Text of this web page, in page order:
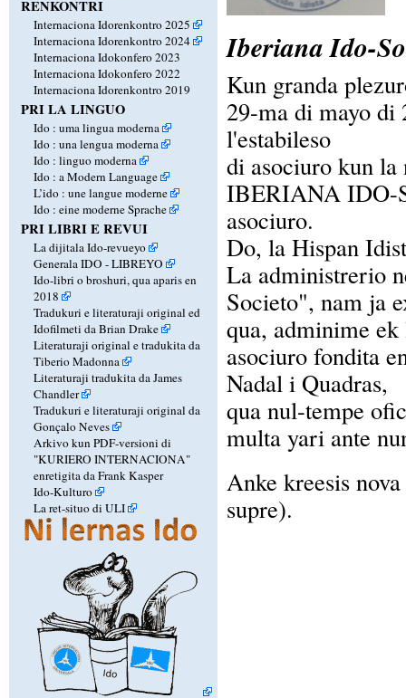
RENKONTRI
Internaciona Idorenkontro 2025
Internaciona Idorenkontro 2024
Internaciona Idokonfero 2023
Internaciona Idokonfero 2022
Internaciona Idorenkontro 2019
PRI LA LINGUO
Ido : uma lingua moderna
Ido : una lengua moderna
Ido : linguo moderna
Ido : a Modern Language
L’ido : une langue moderne
Ido : eine moderne Sprache
PRI LIBRI E REVUI
La dijitala Ido-revueyo
Generala IDO - LIBREYO
Ido-libri o broshuri, qua aparis en
2018
Tradukuri e literaturaji original ed
Idofilmeti da Brian Drake
Literaturaji original e tradukita da
Tiberio Madonna
Literaturaji tradukita da James
Chandler
Tradukuri e literaturaji original da
Gonçalo Neves
Arkivo kun PDF-versioni di
"KURIERO INTERNACIONA"
enretigita da Frank Kasper
Ido-Kulturo
La ret-situo di ULI
Iberiana Ido-
Kun granda
29-ma di mayo di
l'estabileso
di asociuro kun
IBERIANA IDO-
asociuro.
Do, la Hispan
La administrerio
Societo", nam ja
qua, adminime ek
asociuro fondita
Nadal i Quadras,
qua nul-tempe
multa yari ante
Anke kreesis
supre).